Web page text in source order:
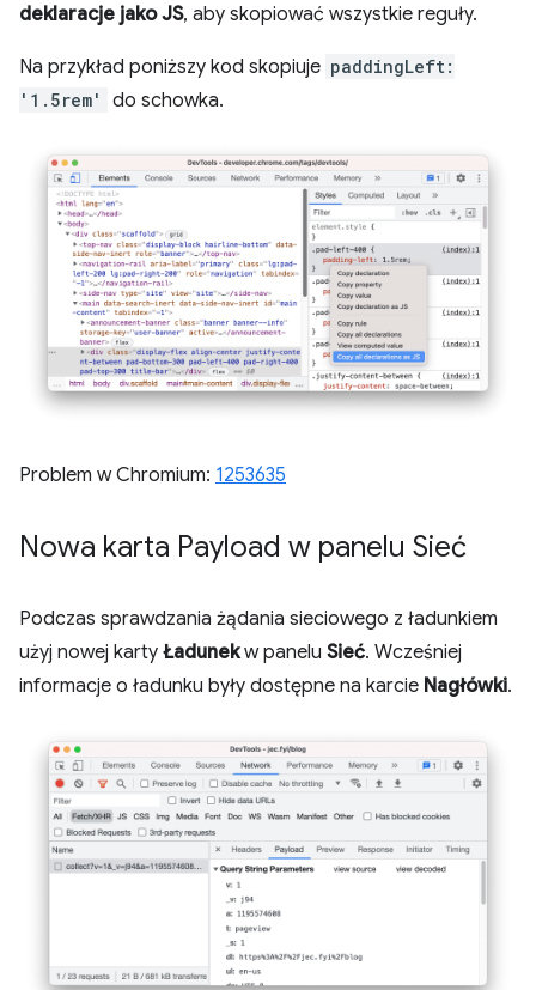
deklaracje jako JS, aby skopiować wszystkie reguły.
Na przykład poniższy kod skopiuje paddingLeft:
'1.5rem'
do schowka.
Problem w Chromium: 1253635
Nowa karta Payload w panelu Sieć
Podczas sprawdzania żądania sieciowego z ładunkiem
użyj nowej karty Ładunekw panelu Sieć. Wcześniej
informacje o ładunku były dostępne na karcie Nagłówki.